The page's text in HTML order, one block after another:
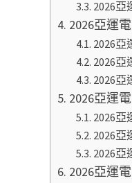
2026亞
2026亞運
2026亞
2026亞
2026亞
2026亞運
2026亞
2026亞
2026亞
2026亞運